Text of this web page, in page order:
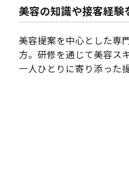
美容の知識や接客経験
美容提案を中心とした専
方。研修を通じて美容ス
一人ひとりに寄り添った